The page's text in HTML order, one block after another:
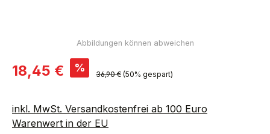
Verkaufspreis:
18,45 € % Regulärer Preis:
36,90 € (50% gespart)
inkl. MwSt. Versandkostenfrei ab 100 Euro
Warenwert in der EU